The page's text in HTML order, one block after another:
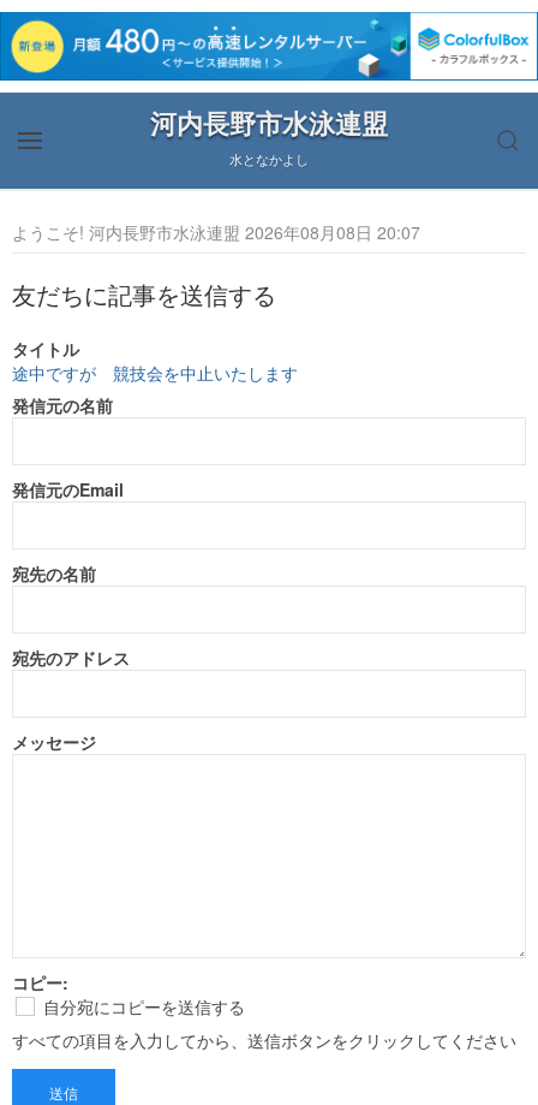
河内長野市水泳連盟
水となかよし
ようこそ! 河内長野市水泳連盟 2026年08月08日 20:07
友だちに記事を送信する
タイトル
途中ですが 競技会を中止いたします
発信元の名前
発信元のEmail
宛先の名前
宛先のアドレス
メッセージ
コピー:
自分宛にコピーを送信する
すべての項目を入力してから、送信ボタンをクリックしてください
送信